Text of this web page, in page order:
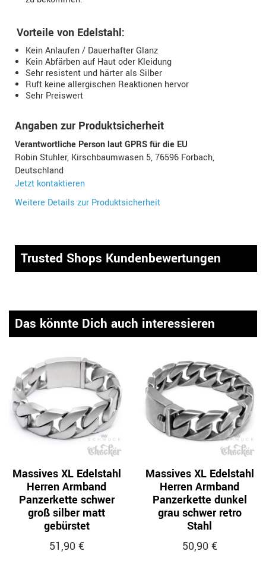
Vorteile von Edelstahl:
Kein Anlaufen / Dauerhafter Glanz
Kein Abfärben auf Haut oder Kleidung
Sehr resistent und härter als Silber
Ruft keine allergischen Reaktionen hervor
Sehr Preiswert
Angaben zur Produktsicherheit
Verantwortliche Person laut GPRS für die EU
Robin Stuhler, Kirschbaumwasen 5, 76596 Forbach,
Deutschland
Jetzt kontaktieren
Weitere Details zur Produktsicherheit
Trusted Shops Kundenbewertungen
Das könnte Dich auch interessieren
Massives XL Edelstahl
Herren Armband
Panzerkette schwer
groß silber matt
gebürstet
51,90 €
Massives XL Edelstahl
Herren Armband
Panzerkette dunkel
grau schwer retro
Stahl
50,90 €